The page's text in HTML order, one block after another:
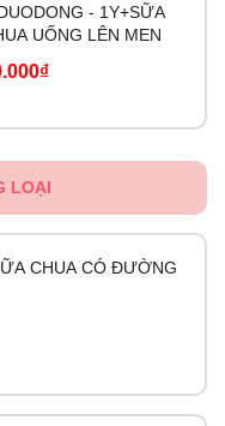
- 1Y+SỮA
UỐNG LÊN MEN
LOẠI
CHUA CÓ ĐƯỜNG